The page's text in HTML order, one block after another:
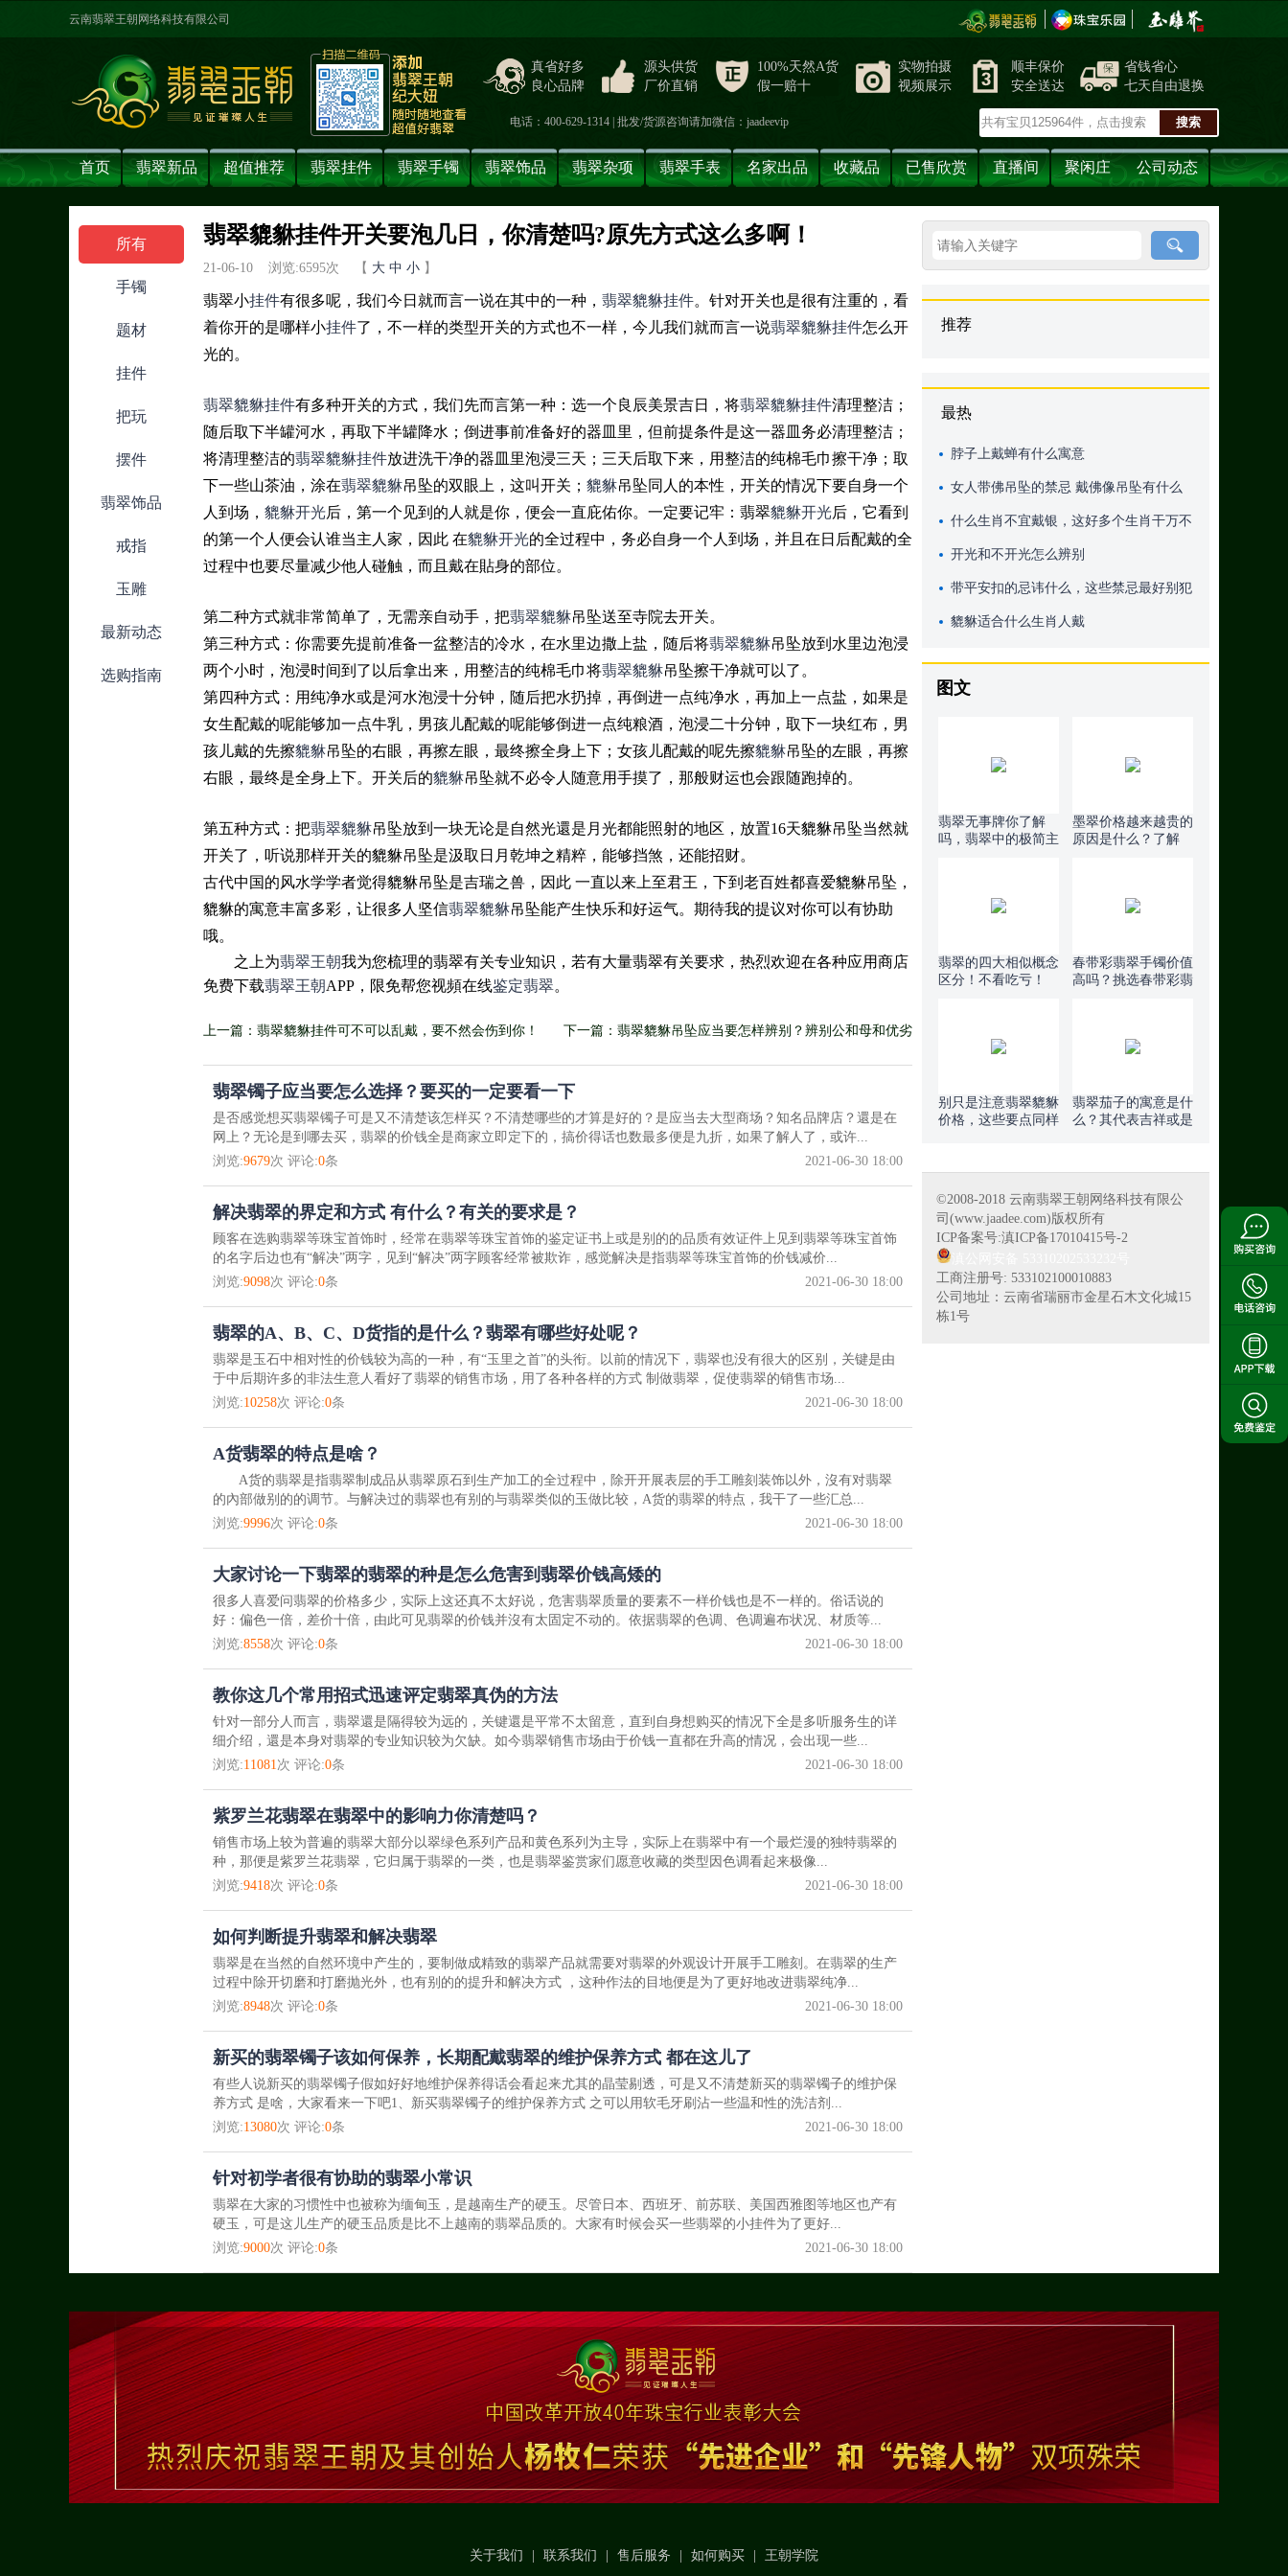
云南翡翠王朝网络科技有限公司
真省好多
良心品牌
源头供货
厂价直销
100%天然A货
假一赔十
实物拍摄
视频展示
顺丰保价
安全送达
省钱省心
七天自由退换
电话：400-629-1314 | 批发/货源咨询请加微信：jaadeevip
首页 翡翠新品 超值推荐 翡翠挂件 翡翠手镯 翡翠饰品 翡翠杂项 翡翠手表 名家出品 收藏品 已售欣赏 直播间 聚闲庄 公司动态
所有
手镯
题材
挂件
把玩
摆件
翡翠饰品
戒指
玉雕
最新动态
选购指南
翡翠貔貅挂件开关要泡几日，你清楚吗?原先方式这么多啊！
21-06-10 浏览:6595次 【 大 中 小 】
翡翠小挂件有很多呢，我们今日就而言一说在其中的一种， 翡翠貔貅挂件。针对开关也是很有注重的，看
着你开的是哪样小挂件了，不一样的类型开关的方式也不一样，今儿我们就而言一说翡翠貔貅挂件怎么开
光的。
翡翠貔貅挂件有多种开关的方式，我们先而言第一种：选一个良辰美景吉日，将翡翠貔貅挂件清理整洁；
随后取下半罐河水，再取下半罐降水；倒进事前准备好的器皿里，但前提条件是这一器皿务必清理整洁；
将清理整洁的翡翠貔貅挂件放进洗干净的器皿里泡浸三天；三天后取下来，用整洁的纯棉毛巾擦干净；取
下一些山茶油，涂在翡翠貔貅吊坠的双眼上，这叫开关； 貔貅吊坠同人的本性，开关的情况下要自身一个
人到场， 貔貅开光后，第一个见到的人就是你，便会一直庇佑你。一定要记牢：翡翠貔貅开光后，它看到
的第一个人便会认谁当主人家，因此 在貔貅开光的全过程中，务必自身一个人到场，并且在日后配戴的全
过程中也要尽量减少他人碰触，而且戴在貼身的部位。
第二种方式就非常简单了，无需亲自动手，把翡翠貔貅吊坠送至寺院去开关。
第三种方式：你需要先提前准备一盆整洁的冷水，在水里边撒上盐，随后将翡翠貔貅吊坠放到水里边泡浸
两个小时，泡浸时间到了以后拿出来，用整洁的纯棉毛巾将翡翠貔貅吊坠擦干净就可以了。
第四种方式：用纯净水或是河水泡浸十分钟，随后把水扔掉，再倒进一点纯净水，再加上一点盐，如果是
女生配戴的呢能够加一点牛乳，男孩儿配戴的呢能够倒进一点纯粮酒，泡浸二十分钟，取下一块红布，男
孩儿戴的先擦貔貅吊坠的右眼，再擦左眼，最终擦全身上下；女孩儿配戴的呢先擦貔貅吊坠的左眼，再擦
右眼，最终是全身上下。开关后的貔貅吊坠就不必令人随意用手摸了，那般财运也会跟随跑掉的。
第五种方式：把翡翠貔貅吊坠放到一块无论是自然光還是月光都能照射的地区，放置16天貔貅吊坠当然就
开关了，听说那样开关的貔貅吊坠是汲取日月乾坤之精粹，能够挡煞，还能招财。
古代中国的风水学学者觉得貔貅吊坠是吉瑞之兽，因此 一直以来上至君王，下到老百姓都喜爱貔貅吊坠，
貔貅的寓意丰富多彩，让很多人坚信翡翠貔貅吊坠能产生快乐和好运气。期待我的提议对你可以有协助
哦。
之上为翡翠王朝我为您梳理的翡翠有关专业知识，若有大量翡翠有关要求，热烈欢迎在各种应用商店
免费下载翡翠王朝APP，限免帮您视頻在线鉴定翡翠。
上一篇：翡翠貔貅挂件可不可以乱戴，要不然会伤到你！ 下一篇：翡翠貔貅吊坠应当要怎样辨别？辨别公和母和优劣
翡翠镯子应当要怎么选择？要买的一定要看一下
是否感觉想买翡翠镯子可是又不清楚该怎样买？不清楚哪些的才算是好的？是应当去大型商场？知名品牌店？還是在
网上？无论是到哪去买，翡翠的价钱全是商家立即定下的，搞价得话也数最多便是九折，如果了解人了，或许...
浏览:9679次 评论:0条 2021-06-30 18:00
解决翡翠的界定和方式 有什么？有关的要求是？
顾客在选购翡翠等珠宝首饰时，经常在翡翠等珠宝首饰的鉴定证书上或是别的的品质有效证件上见到翡翠等珠宝首饰
的名字后边也有“解决”两字，见到“解决”两字顾客经常被欺诈，感觉解决是指翡翠等珠宝首饰的价钱减价...
浏览:9098次 评论:0条 2021-06-30 18:00
翡翠的A、B、C、D货指的是什么？翡翠有哪些好处呢？
翡翠是玉石中相对性的价钱较为高的一种，有“玉里之首”的头衔。以前的情况下，翡翠也没有很大的区别，关键是由
于中后期许多的非法生意人看好了翡翠的销售市场，用了各种各样的方式 制做翡翠，促使翡翠的销售市场...
浏览:10258次 评论:0条 2021-06-30 18:00
A货翡翠的特点是啥？
A货的翡翠是指翡翠制成品从翡翠原石到生产加工的全过程中，除开开展表层的手工雕刻装饰以外，沒有对翡翠
的內部做别的的调节。与解决过的翡翠也有别的与翡翠类似的玉做比较，A货的翡翠的特点，我干了一些汇总...
浏览:9996次 评论:0条 2021-06-30 18:00
大家讨论一下翡翠的翡翠的种是怎么危害到翡翠价钱高矮的
很多人喜爱问翡翠的价格多少，实际上这还真不太好说，危害翡翠质量的要素不一样价钱也是不一样的。俗话说的
好：偏色一倍，差价十倍，由此可见翡翠的价钱并沒有太固定不动的。依据翡翠的色调、色调遍布状况、材质等...
浏览:8558次 评论:0条 2021-06-30 18:00
教你这几个常用招式迅速评定翡翠真伪的方法
针对一部分人而言，翡翠還是隔得较为远的，关键還是平常不太留意，直到自身想购买的情况下全是多听服务生的详
细介绍，還是本身对翡翠的专业知识较为欠缺。如今翡翠销售市场由于价钱一直都在升高的情况，会出现一些...
浏览:11081次 评论:0条 2021-06-30 18:00
紫罗兰花翡翠在翡翠中的影响力你清楚吗？
销售市场上较为普遍的翡翠大部分以翠绿色系列产品和黄色系列为主导，实际上在翡翠中有一个最烂漫的独特翡翠的
种，那便是紫罗兰花翡翠，它归属于翡翠的一类，也是翡翠鉴赏家们愿意收藏的类型因色调看起来极像...
浏览:9418次 评论:0条 2021-06-30 18:00
如何判断提升翡翠和解决翡翠
翡翠是在当然的自然环境中产生的，要制做成精致的翡翠产品就需要对翡翠的外观设计开展手工雕刻。在翡翠的生产
过程中除开切磨和打磨抛光外，也有别的的提升和解决方式 ，这种作法的目地便是为了更好地改进翡翠纯净...
浏览:8948次 评论:0条 2021-06-30 18:00
新买的翡翠镯子该如何保养，长期配戴翡翠的维护保养方式 都在这儿了
有些人说新买的翡翠镯子假如好好地维护保养得话会看起来尤其的晶莹剔透，可是又不清楚新买的翡翠镯子的维护保
养方式 是啥，大家看来一下吧1、新买翡翠镯子的维护保养方式 之可以用软毛牙刷沾一些温和性的洗洁剂...
浏览:13080次 评论:0条 2021-06-30 18:00
针对初学者很有协助的翡翠小常识
翡翠在大家的习惯性中也被称为缅甸玉，是越南生产的硬玉。尽管日本、西班牙、前苏联、美国西雅图等地区也产有
硬玉，可是这儿生产的硬玉品质是比不上越南的翡翠品质的。大家有时候会买一些翡翠的小挂件为了更好...
浏览:9000次 评论:0条 2021-06-30 18:00
推荐
最热
脖子上戴蝉有什么寓意
女人带佛吊坠的禁忌 戴佛像吊坠有什么
讲究
什么生肖不宜戴银，这好多个生肖干万不
能戴银
开光和不开光怎么辨别
带平安扣的忌讳什么，这些禁忌最好别犯
貔貅适合什么生肖人戴
图文
翡翠无事牌你了解
吗，翡翠中的极简主
墨翠价格越来越贵的
原因是什么？了解
翡翠的四大相似概念
区分！不看吃亏！
春带彩翡翠手镯价值
高吗？挑选春带彩翡
别只是注意翡翠貔貅
价格，这些要点同样
翡翠茄子的寓意是什
么？其代表吉祥或是
©2008-2018 云南翡翠王朝网络科技有限公
司(www.jaadee.com)版权所有
ICP备案号:滇ICP备17010415号-2
工商注册号: 533102100010883
公司地址：云南省瑞丽市金星石木文化城15
栋1号
关于我们 联系我们 售后服务 如何购买 王朝学院